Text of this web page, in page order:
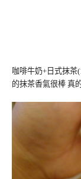
咖啡牛奶+日式抹茶
的抹茶香氣很棒 真